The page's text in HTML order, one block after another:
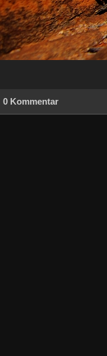
0 Kommentar